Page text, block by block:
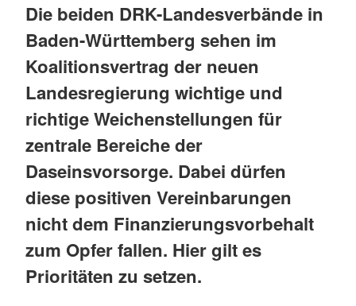
Die beiden DRK-Landesverbände in
Baden-Württemberg sehen im
Koalitionsvertrag der neuen
Landesregierung wichtige und
richtige Weichenstellungen für
zentrale Bereiche der
Daseinsvorsorge. Dabei dürfen
diese positiven Vereinbarungen
nicht dem Finanzierungsvorbehalt
zum Opfer fallen. Hier gilt es
Prioritäten zu setzen.